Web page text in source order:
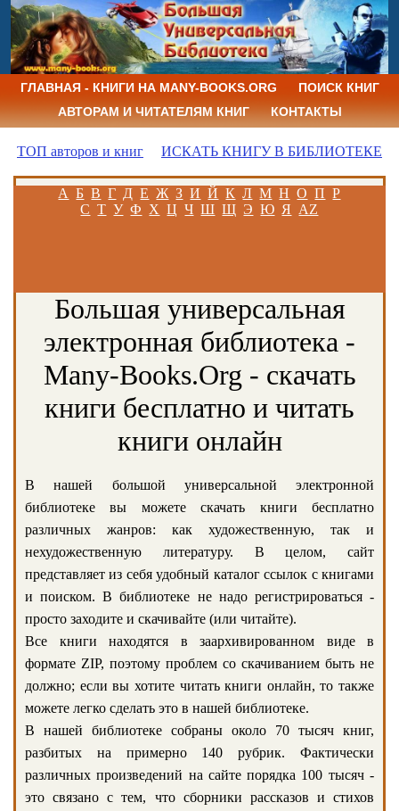
ГЛАВНАЯ - КНИГИ НА MANY-BOOKS.ORG
ПОИСК КНИГ
АВТОРАМ И ЧИТАТЕЛЯМ КНИГ
КОНТАКТЫ
ТОП авторов и книг ИСКАТЬ КНИГУ В БИБЛИОТЕКЕ
А Б В Г Д Е Ж З И Й К Л М Н О П Р
С Т У Ф Х Ц Ч Ш Щ Э Ю Я AZ
Большая универсальная
электронная библиотека -
Many-Books.Org - скачать
книги бесплатно и читать
книги онлайн
В нашей большой универсальной электронной
библиотеке вы можете скачать книги бесплатно
различных жанров: как художественную, так и
нехудожественную литературу. В целом, сайт
представляет из себя удобный каталог ссылок с книгами
и поиском. В библиотеке не надо регистрироваться -
просто заходите и скачивайте (или читайте).
Все книги находятся в заархивированном виде в
формате ZIP, поэтому проблем со скачиванием быть не
должно; если вы хотите читать книги онлайн, то также
можете легко сделать это в нашей библиотеке.
В нашей библиотеке собраны около 70 тысяч книг,
разбитых на примерно 140 рубрик. Фактически
различных произведений на сайте порядка 100 тысяч -
это связано с тем, что сборники рассказов и стихов